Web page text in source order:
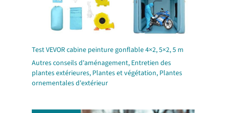
Test VEVOR cabine peinture gonflable 4×2, 5×2, 5 m
Autres conseils d'aménagement, Entretien des
plantes extérieures, Plantes et végétation, Plantes
ornementales d'extérieur